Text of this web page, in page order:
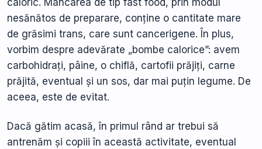
nesănătos de preparare, conține o cantitate mare
de grăsimi trans, care sunt cancerigene. În plus,
vorbim despre adevărate „bombe calorice”: avem
carbohidrați, pâine, o chiflă, cartofii prăjiți, carne
prăjită, eventual și un sos, dar mai puțin legume. De
aceea, este de evitat.
Dacă gătim acasă, în primul rând ar trebui să
antrenăm și copiii în această activitate, eventual